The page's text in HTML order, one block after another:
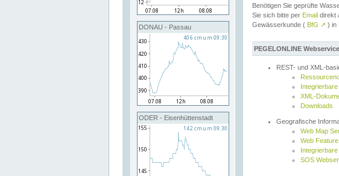
DONAU - Passau
ODER - Eisenhüttenstadt
Benötigen Sie geprüfte
Sie sich bitte per Email direkt
Gewässerkunde ( BfG ↗ ) in
PEGELONLINE
REST- und XML-
XML-
Downloads
Geografische
Web Map
Web
SOS